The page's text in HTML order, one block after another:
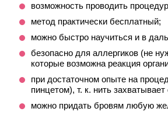
возможность проводить
метод практически бесплатный;
можно быстро научиться и в
безопасно для аллергиков (не
которые возможна реакция
при достаточном опыте на
пинцетом), т. к. нить
можно придать бровям любую